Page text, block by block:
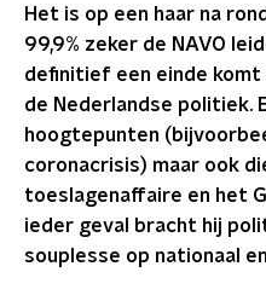
Het is op een haar na
99,9% zeker de NAVO
definitief een einde
de Nederlandse politiek.
hoogtepunten
coronacrisis) maar ook
toeslagenaffaire en het
ieder geval bracht hij
souplesse op nationaal